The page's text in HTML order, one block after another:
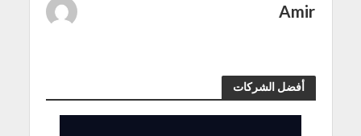
Amir
أفضل الشركات